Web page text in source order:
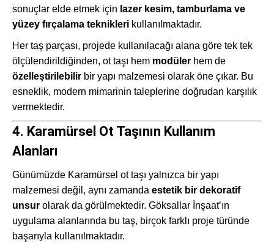
sonuçlar elde etmek için lazer kesim, tamburlama ve
yüzey fırçalama teknikleri kullanılmaktadır.
Her taş parçası, projede kullanılacağı alana göre tek tek
ölçülendirildiğinden, ot taşı hem modüler hem de
özelleştirilebilir bir yapı malzemesi olarak öne çıkar. Bu
esneklik, modern mimarinin taleplerine doğrudan karşılık
vermektedir.
4. Karamürsel Ot Taşının Kullanım
Alanları
Günümüzde Karamürsel ot taşı yalnızca bir yapı
malzemesi değil, aynı zamanda estetik bir dekoratif
unsur olarak da görülmektedir. Göksallar İnşaat’ın
uygulama alanlarında bu taş, birçok farklı proje türünde
başarıyla kullanılmaktadır.